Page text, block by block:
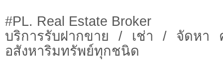
#PL. Real Estate Broker
บริการรับฝากขาย / เช่า / จัดห
อสังหาริมทรัพย์ทุกชนิด